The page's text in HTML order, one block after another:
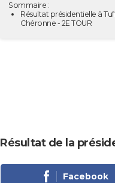
Sommaire :
Résultat présidentielle à
Chéronne - 2E TOUR
Résultat de la
Facebook